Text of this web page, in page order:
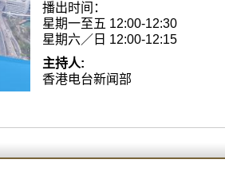
播出时间：
星期一至五 12:00-12:30
星期六／日 12:00-12:15
主持人:
香港电台新闻部